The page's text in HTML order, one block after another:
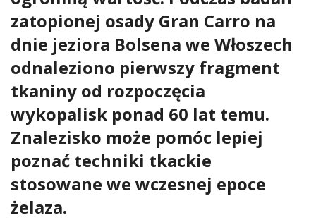
zatopionej osady Gran Carro na
dnie jeziora Bolsena we Włoszech
odnaleziono pierwszy fragment
tkaniny od rozpoczęcia
wykopalisk ponad 60 lat temu.
Znalezisko może pomóc lepiej
poznać techniki tkackie
stosowane we wczesnej epoce
żelaza.